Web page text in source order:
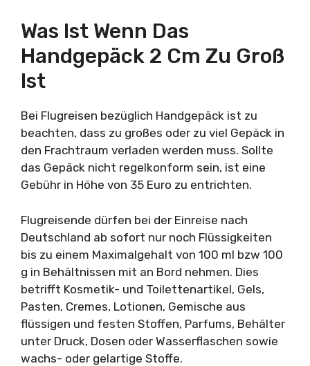
Was Ist Wenn Das
Handgepäck 2 Cm Zu Groß
Ist
Bei Flugreisen bezüglich Handgepäck ist zu
beachten, dass zu großes oder zu viel Gepäck in
den Frachtraum verladen werden muss. Sollte
das Gepäck nicht regelkonform sein, ist eine
Gebühr in Höhe von 35 Euro zu entrichten.
Flugreisende dürfen bei der Einreise nach
Deutschland ab sofort nur noch Flüssigkeiten
bis zu einem Maximalgehalt von 100 ml bzw 100
g in Behältnissen mit an Bord nehmen. Dies
betrifft Kosmetik- und Toilettenartikel, Gels,
Pasten, Cremes, Lotionen, Gemische aus
flüssigen und festen Stoffen, Parfums, Behälter
unter Druck, Dosen oder Wasserflaschen sowie
wachs- oder gelartige Stoffe.